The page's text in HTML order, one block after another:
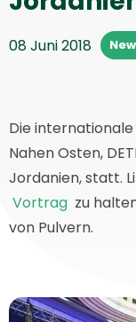
08 Juni 2018
Die
Nahen Osten,
Jordanien, statt.
Vortrag zu
von Pulvern.